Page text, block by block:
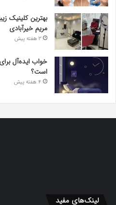
بهترین کلینیک
مریم خیرآبادی
3 هفته پیش
خواب ایده‌آل
است؟
4 هفته پیش
لینک‌های مفید